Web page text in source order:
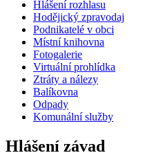
Hlášení rozhlasu
Hodějický zpravodaj
Podnikatelé v obci
Místní knihovna
Fotogalerie
Virtuální prohlídka
Ztráty a nálezy
Balíkovna
Odpady
Komunální služby
Hlášení závad